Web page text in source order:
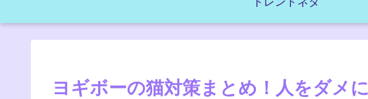
ヨギボーの猫対策まとめ！人をダメ